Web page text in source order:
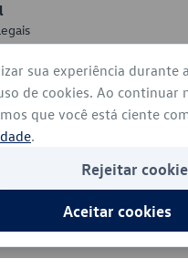
sua experiência durante
de cookies. Ao continuar
que você está ciente
.
Rejeitar
Aceitar cookies